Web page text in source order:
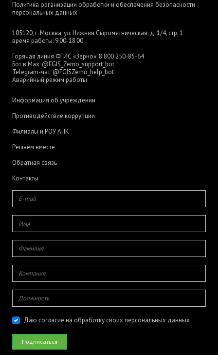
Политика организации обработки и обеспечения безопасности
персональных данных
105120, г. Москва, ул. Нижняя Сыромятническая, д. 1/4, стр. 1
время работы: 9:00-18:00
Горячая линия ФГИС «Зерно»: 8 800 250-85-64
Бот в Max: @FGIS_Zerno_support_bot
Telegram-чат: @FGISZerno_help_bot
Аварийный режим работы
Информация об учреждении
Противодействие коррупции
Филиалы и РОУ АПК
Решаем вместе
Обратная связь
Контакты
Даю согласие на обработку своих персональных данных